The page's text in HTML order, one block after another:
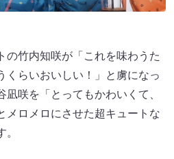
の竹内知咲が「これを味わうた
くらいおいしい！」と虜になっ
咲を「とってもかわいくて、
メロメロにさせた超キュートな